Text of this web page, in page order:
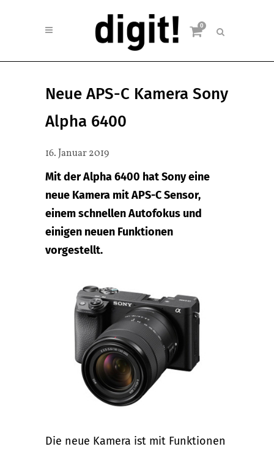
0
Neue APS-C Kamera Sony
Alpha 6400
16. Januar 2019
Mit der Alpha 6400 hat Sony eine
neue Kamera mit APS-C Sensor,
einem schnellen Autofokus und
einigen neuen Funktionen
vorgestellt.
Die neue Kamera ist mit Funktionen